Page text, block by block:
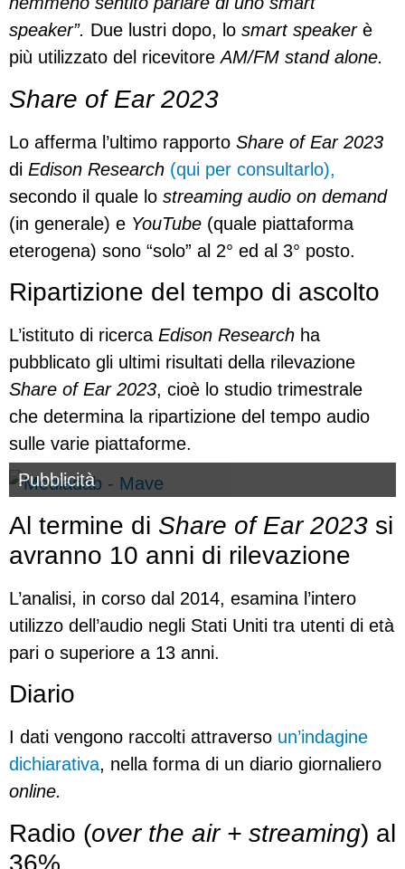
speaker”. Due lustri dopo, lo smart speakerè
più utilizzato del ricevitoreAM/FM stand alone.
Share of Ear 2023
Lo afferma l’ultimo rapporto Share of Ear 2023
di Edison Research (qui per consultarlo),
secondo il quale lo streaming audio on demand
(in generale) e YouTube (quale piattaforma
eterogena) sono “solo” al 2° ed al 3° posto.
Ripartizione del tempo di ascolto
L’istituto di ricerca Edison Research ha
pubblicato gli ultimi risultati della rilevazione
Share of Ear 2023, cioè lo studio trimestrale
che determina la ripartizione del tempo audio
sulle varie piattaforme.
Pubblicità
Al termine di Share of Ear 2023 si
avranno 10 anni di rilevazione
L’analisi, in corso dal 2014, esamina l’intero
utilizzo dell’audio negli Stati Uniti tra utenti di età
pari o superiore a 13 anni.
Diario
I dati vengono raccolti attraverso un’indagine
dichiarativa, nella forma di un diario giornaliero
online.
Radio (over the air + streaming) al
36%